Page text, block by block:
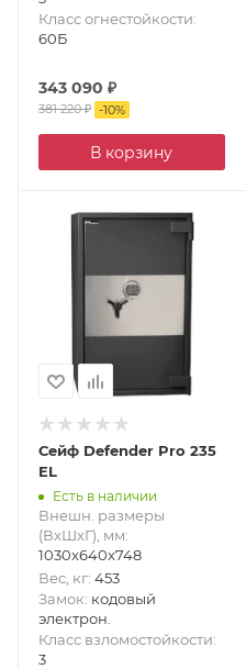
Класс огнестойкости:
60Б
343 090 ₽
381 220₽ -10%
В корзину
Сейф Defender Pro 235
EL
Есть в наличии
Внешн. размеры
(ВxШxГ), мм:
1030x640x748
Вес, кг: 453
Замок: кодовый
электрон.
Класс взломостойкости:
3